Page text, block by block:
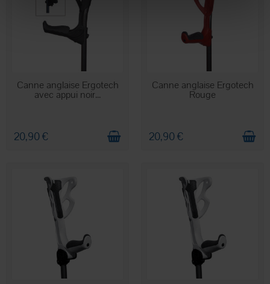
EN STOCK
Canne anglaise Ergotech
avec appui noir...
20,90 €
EN STOCK
Canne anglaise Ergotech
Rouge
20,90 €